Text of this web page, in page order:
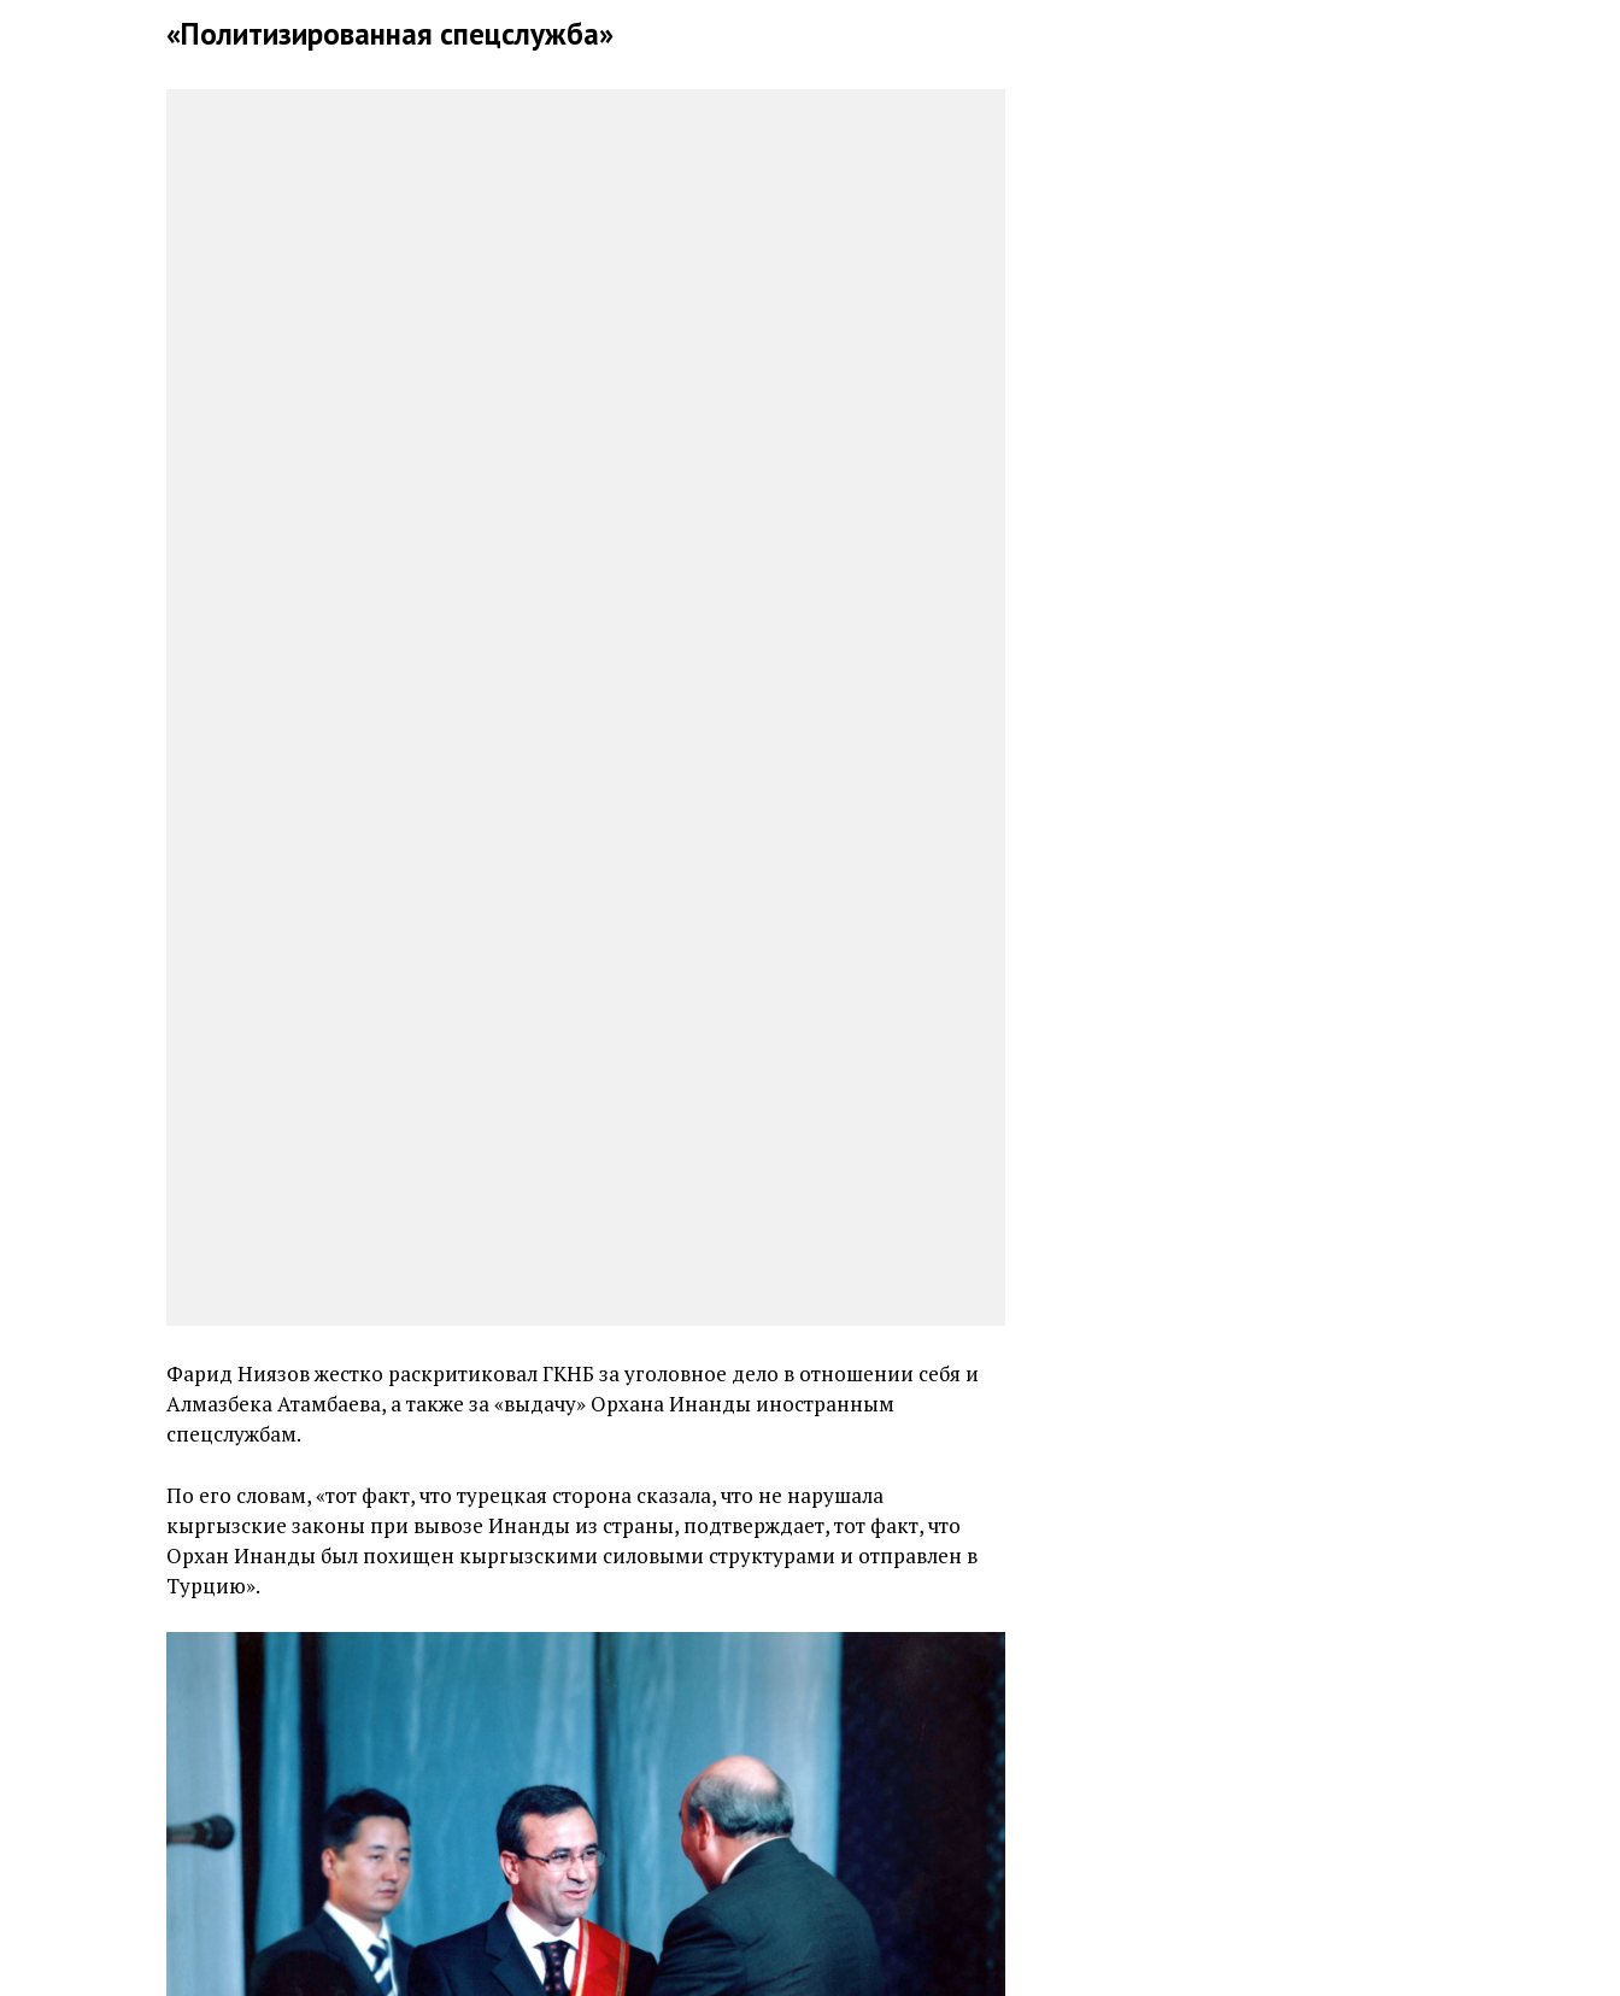
«Политизированная спецслужба»
Фарид Ниязов жестко раскритиковал ГКНБ за уголовное дело в отношении себя и
Алмазбека Атамбаева, а также за «выдачу» Орхана Инанды иностранным
спецслужбам.
По его словам, «тот факт, что турецкая сторона сказала, что не нарушала
кыргызские законы при вывозе Инанды из страны, подтверждает, тот факт, что
Орхан Инанды был похищен кыргызскими силовыми структурами и отправлен в
Турцию».